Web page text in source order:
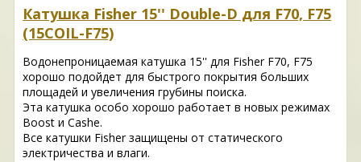
Катушка Fisher 15'' Double-D для F70, F75
(15COIL-F75)
Водонепроницаемая катушка 15'' для Fisher F70, F75
хорошо подойдет для быстрого покрытия больших
площадей и увеличения грубины поиска.
Эта катушка особо хорошо работает в новых режимах
Boost и Cashе.
Все катушки Fisher защищены от статического
электричества и влаги.